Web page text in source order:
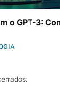
o GPT-3: